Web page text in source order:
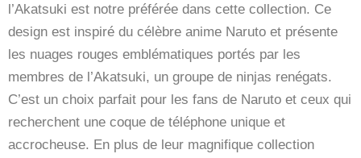
l’Akatsuki est notre préférée dans cette collection. Ce
design est inspiré du célèbre anime Naruto et présente
les nuages rouges emblématiques portés par les
membres de l’Akatsuki, un groupe de ninjas renégats.
C’est un choix parfait pour les fans de Naruto et ceux qui
recherchent une coque de téléphone unique et
accrocheuse. En plus de leur magnifique collection